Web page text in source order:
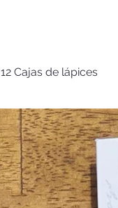
12 Cajas de lápices